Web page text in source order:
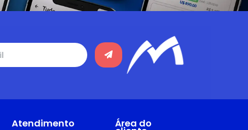
Atendimento Área do